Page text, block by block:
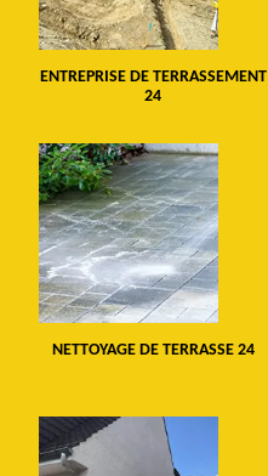
ENTREPRISE DE TERRASSEMENT
24
NETTOYAGE DE TERRASSE 24